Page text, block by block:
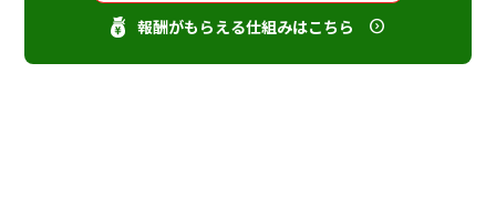
報酬がもらえる仕組みはこちら